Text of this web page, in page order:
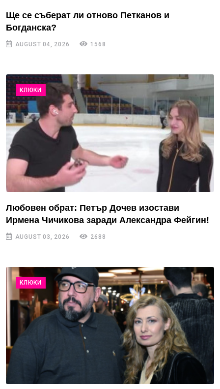
Ще се съберат ли отново Петканов и
Богданска?
AUGUST 04, 2026 1568
КЛЮКИ
Любовен обрат: Петър Дочев изостави
Ирмена Чичикова заради Александра Фейгин!
AUGUST 03, 2026 2688
КЛЮКИ